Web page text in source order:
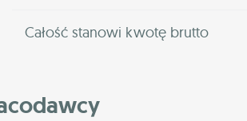
Całość stanowi kwotę brutto